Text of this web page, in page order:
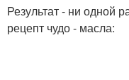
Результат - ни одной
рецепт чудо - масла: